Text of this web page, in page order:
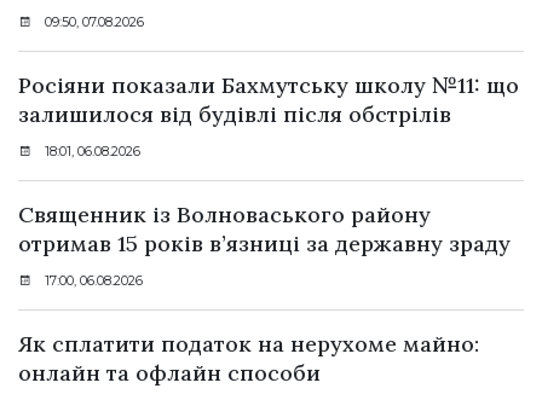
09:50, 07.08.2026
Росіяни показали Бахмутську школу №11: що
залишилося від будівлі після обстрілів
18:01, 06.08.2026
Священник із Волноваського району
отримав 15 років в’язниці за державну зраду
17:00, 06.08.2026
Як сплатити податок на нерухоме майно:
онлайн та офлайн способи